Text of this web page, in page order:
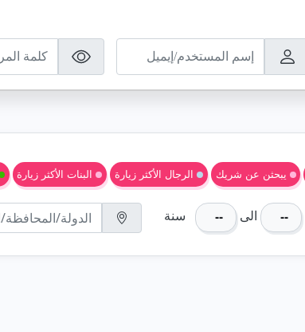
يبحثن عن شريك الرجال الأكثر زيارة البنات الأكثر زيارة
الى سنة